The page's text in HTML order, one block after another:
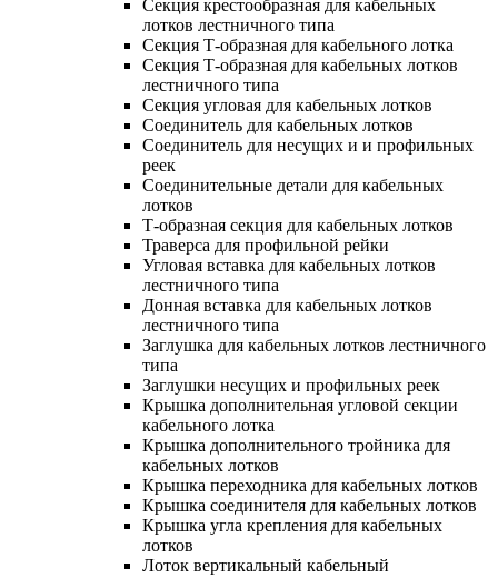
Секция крестообразная для кабельных
лотков лестничного типа
Секция Т-образная для кабельного лотка
Секция Т-образная для кабельных лотков
лестничного типа
Секция угловая для кабельных лотков
Соединитель для кабельных лотков
Соединитель для несущих и и профильных
реек
Соединительные детали для кабельных
лотков
Т-образная секция для кабельных лотков
Траверса для профильной рейки
Угловая вставка для кабельных лотков
лестничного типа
Донная вставка для кабельных лотков
лестничного типа
Заглушка для кабельных лотков лестничного
типа
Заглушки несущих и профильных реек
Крышка дополнительная угловой секции
кабельного лотка
Крышка дополнительного тройника для
кабельных лотков
Крышка переходника для кабельных лотков
Крышка соединителя для кабельных лотков
Крышка угла крепления для кабельных
лотков
Лоток вертикальный кабельный